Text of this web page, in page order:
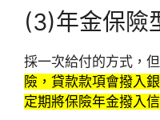
(3)年金保險
採一次給付的方式，但
險，貸款款項會撥入
定期將保險年金撥入